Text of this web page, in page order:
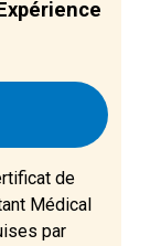
de
Médical
par